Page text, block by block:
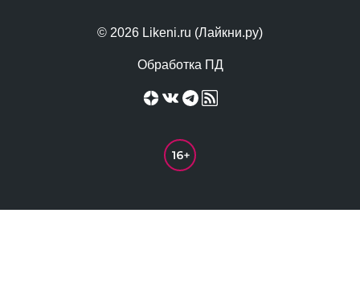
© 2026 Likeni.ru (Лайкни.ру)
Обработка ПД